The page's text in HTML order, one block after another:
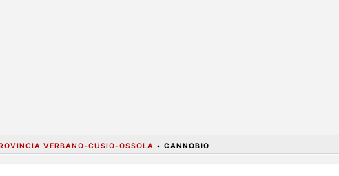
VERBANO-CUSIO-OSSOLA • CANNOBIO